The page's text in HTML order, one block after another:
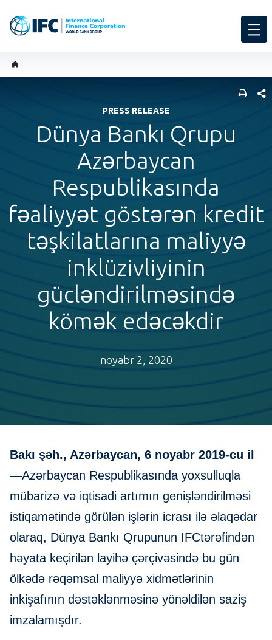
PRESS RELEASE
Dünya Bankı Qrupu
Azərbaycan
Respublikasında
fəaliyyət göstərən kredit
təşkilatlarına maliyyə
inklüzivliyinin
gücləndirilməsində
kömək edəcəkdir
noyabr 2, 2020
Bakı şəh., Azərbaycan, 6 noyabr 2019-cu il
—Azərbaycan Respublikasında yoxsulluqla
mübarizə və iqtisadi artımın genişləndirilməsi
istiqamətində görülən işlərin icrası ilə əlaqədar
olaraq, Dünya Bankı Qrupunun IFCtərəfindən
həyata keçirilən layihə çərçivəsində bu gün
ölkədə rəqəmsal maliyyə xidmətlərinin
inkişafının dəstəklənməsinə yönəldilən saziş
imzalamışdır.